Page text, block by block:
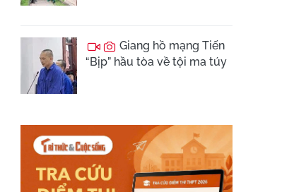
Giang hồ mạng Tiến
“Bịp” hầu tòa về tội ma túy